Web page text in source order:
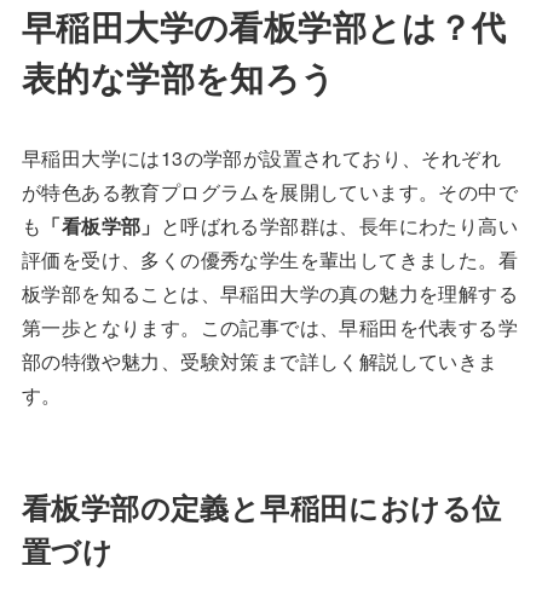
早稲田大学の看板学部とは？代
表的な学部を知ろう
早稲田大学には13の学部が設置されており、それぞれ
が特色ある教育プログラムを展開しています。その中で
も 「看板学部」 と呼ばれる学部群は、長年にわたり高い
評価を受け、多くの優秀な学生を輩出してきました。看
板学部を知ることは、早稲田大学の真の魅力を理解する
第一歩となります。この記事では、早稲田を代表する学
部の特徴や魅力、受験対策まで詳しく解説していきま
す。
看板学部の定義と早稲田における位
置づけ